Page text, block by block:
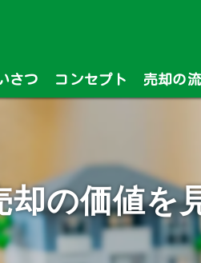
さつ コンセプト 売却の
却の価値を